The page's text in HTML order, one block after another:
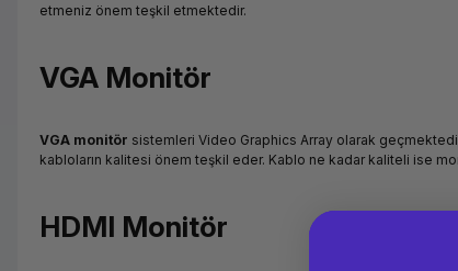
etmeniz önem teşkil etmektedir.
VGA Monitör
VGA monitör sistemleri Video Graphics Array olarak
kabloların kalitesi önem teşkil eder. Kablo ne kadar kaliteli ise
HDMI Monitör